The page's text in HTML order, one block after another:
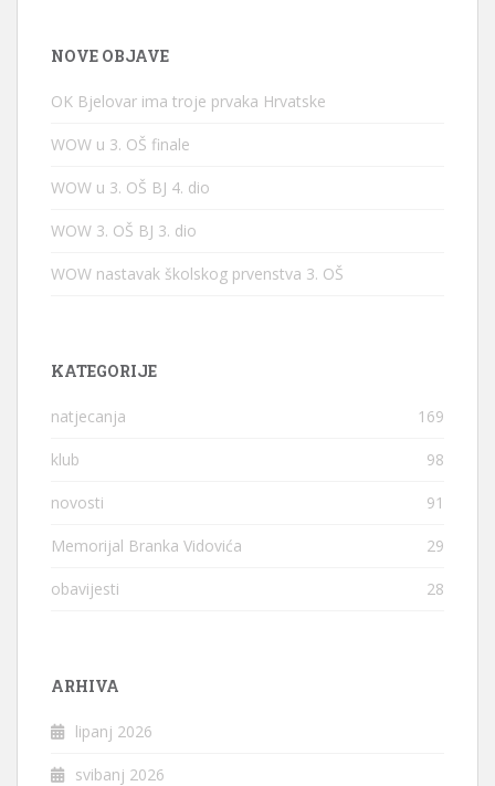
NOVE OBJAVE
OK Bjelovar ima troje prvaka Hrvatske
WOW u 3. OŠ finale
WOW u 3. OŠ BJ 4. dio
WOW 3. OŠ BJ 3. dio
WOW nastavak školskog prvenstva 3. OŠ
KATEGORIJE
natjecanja 169
klub 98
novosti 91
Memorijal Branka Vidovića 29
obavijesti 28
ARHIVA
lipanj 2026
svibanj 2026